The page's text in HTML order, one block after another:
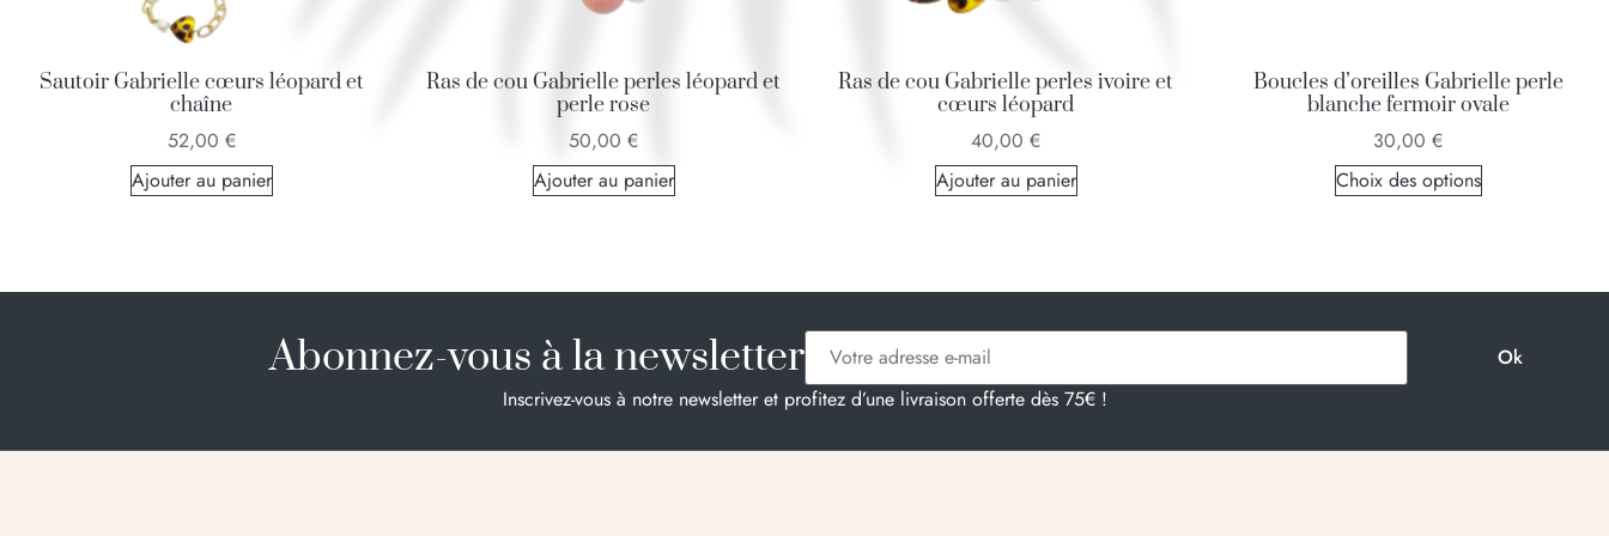
Sautoir Gabrielle cœurs léopard et
chaîne
52,00 €
Ajouter au panier
Ras de cou Gabrielle perles léopard et
perle rose
50,00 €
Ajouter au panier
Ras de cou Gabrielle perles ivoire et
cœurs léopard
40,00 €
Ajouter au panier
Boucles d’oreilles Gabrielle perle
blanche fermoir ovale
30,00 €
Choix des options
Abonnez-vous à la newsletter
Inscrivez-vous à notre newsletter et profitez d’une livraison offerte dès 75€ !